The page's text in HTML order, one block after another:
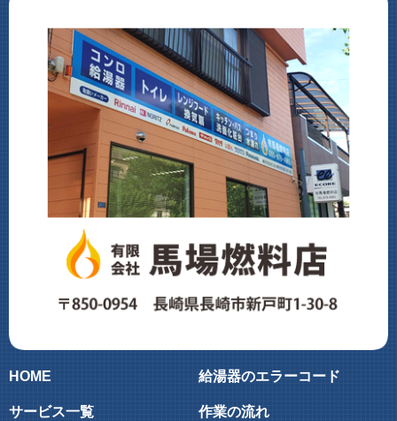
HOME
サービス一覧
給湯器のエラーコード
作業の流れ